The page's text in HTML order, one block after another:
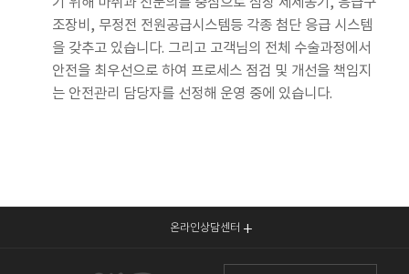
조장비, 무정전 전원공급시스템등 각종 첨단 응급 시스템
을 갖추고 있습니다. 그리고 고객님의 전체 수술과정에서
안전을 최우선으로 하여 프로세스 점검 및 개선을 책임지
는 안전관리 담당자를 선정해 운영 중에 있습니다.
온라인상담센터